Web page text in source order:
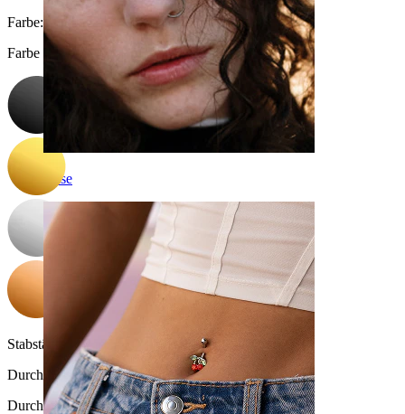
Nase
Farbe:
Farbe auswählen
Stabstärke:
1,2 mm
Durchmesser:
Durchmesser auswählen